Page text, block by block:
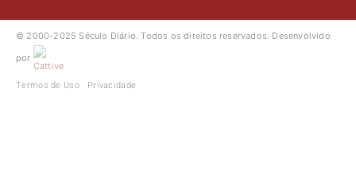
© 2000-2025 Século Diário.Todos os direitos reservados. Desenvolvido
por
Termos de Uso Privacidade